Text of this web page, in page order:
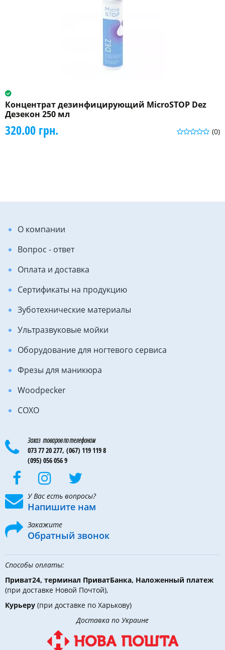
Концентрат дезинфицирующий MicroSTOP Dez
Дезекон 250 мл
(0)
320.00 грн.
О компании
Вопрос - ответ
Оплата и доставка
Сертификаты на продукцию
Зуботехнические материалы
Ультразвуковые мойки
Оборудование для ногтевого сервиса
Фрезы для маникюра
Woodpecker
COXO
Заказ товаров по телефонам
073 77 20 277, (067) 119 119 8
(095) 056 056 9
У Вас есть вопросы?
Напишите нам
Закажите
Обратный звонок
Способы оплаты:
Приват24, терминал ПриватБанка, Наложенный платеж
(при доставке Новой Почтой),
Курьеру (при доставке по Харькову)
Доставка по Украине